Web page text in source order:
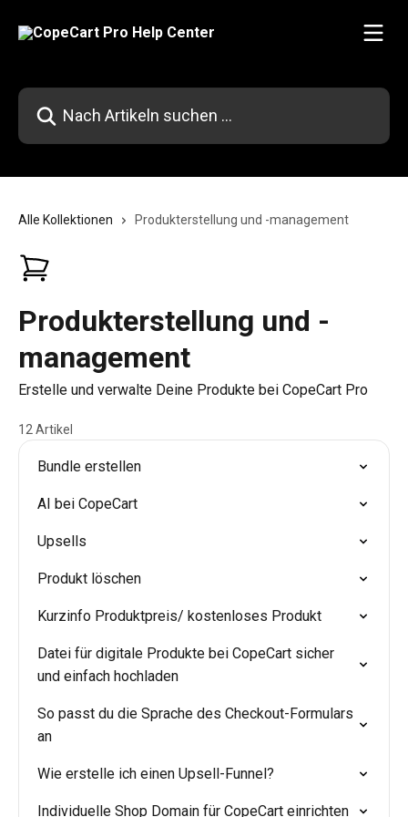
Nach Artikeln suchen …
Alle Kollektionen Produkterstellung und -management
Produkterstellung und -
management
Erstelle und verwalte Deine Produkte bei CopeCart Pro
12 Artikel
Bundle erstellen
AI bei CopeCart
Upsells
Produkt löschen
Kurzinfo Produktpreis/ kostenloses Produkt
Datei für digitale Produkte bei CopeCart sicher
und einfach hochladen
So passt du die Sprache des Checkout-Formulars
an
Wie erstelle ich einen Upsell-Funnel?
Individuelle Shop Domain für CopeCart einrichten